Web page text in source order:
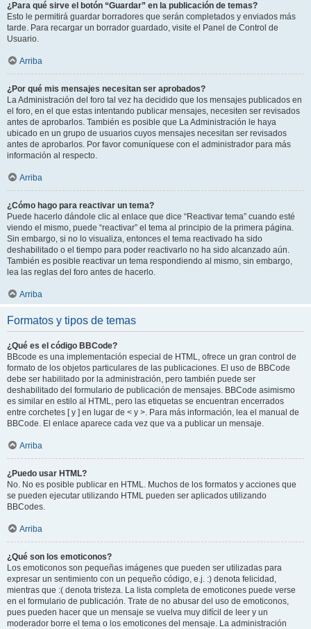
¿Para qué sirve el botón “Guardar” en la publicación de temas?
Esto le permitirá guardar borradores que serán completados y enviados más
tarde. Para recargar un borrador guardado, visite el Panel de Control de
Usuario.
Arriba
¿Por qué mis mensajes necesitan ser aprobados?
La Administración del foro tal vez ha decidido que los mensajes publicados en
el foro, en el que estas intentando publicar mensajes, necesiten ser revisados
antes de aprobarlos. También es posible que La Administración le haya
ubicado en un grupo de usuarios cuyos mensajes necesitan ser revisados
antes de aprobarlos. Por favor comuníquese con el administrador para más
información al respecto.
Arriba
¿Cómo hago para reactivar un tema?
Puede hacerlo dándole clic al enlace que dice “Reactivar tema” cuando esté
viendo el mismo, puede “reactivar” el tema al principio de la primera página.
Sin embargo, si no lo visualiza, entonces el tema reactivado ha sido
deshabilitado o el tiempo para poder reactivarlo no ha sido alcanzado aún.
También es posible reactivar un tema respondiendo al mismo, sin embargo,
lea las reglas del foro antes de hacerlo.
Arriba
Formatos y tipos de temas
¿Qué es el código BBCode?
BBcode es una implementación especial de HTML, ofrece un gran control de
formato de los objetos particulares de las publicaciones. El uso de BBCode
debe ser habilitado por la administración, pero también puede ser
deshabilitado del formulario de publicación de mensajes. BBCode asimismo
es similar en estilo al HTML, pero las etiquetas se encuentran encerrados
entre corchetes [ y ] en lugar de < y >. Para más información, lea el manual de
BBCode. El enlace aparece cada vez que va a publicar un mensaje.
Arriba
¿Puedo usar HTML?
No. No es posible publicar en HTML. Muchos de los formatos y acciones que
se pueden ejecutar utilizando HTML pueden ser aplicados utilizando
BBCodes.
Arriba
¿Qué son los emoticonos?
Los emoticonos son pequeñas imágenes que pueden ser utilizadas para
expresar un sentimiento con un pequeño código, e.j. :) denota felicidad,
mientras que :( denota tristeza. La lista completa de emoticones puede verse
en el formulario de publicación. Trate de no abusar del uso de emoticonos,
pues pueden hacer que un mensaje se vuelva muy difícil de leer y un
moderador borre el tema o los emoticones del mensaje. La administración